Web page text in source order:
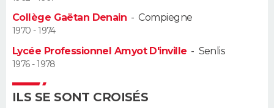
Alimentation
Guide de la santé
Maladies
Médicaments
Sommeil
VOYAGE
Destinations
City break
Voyage nature
Voyage de noces
Forum
Climat
+
PHOTO
GUIDES D'ACHAT
Collège Gaëtan Denain -Compiegne
1970 - 1974
Lycée Professionnel Amyot D'inville - Senlis
1976 - 1978
ILS SE SONT CROISÉS